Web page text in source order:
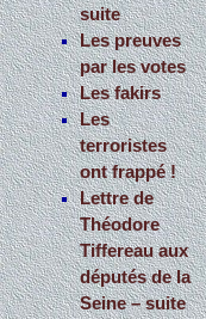
suite
Les preuves
par les votes
Les fakirs
Les
terroristes
ont frappé !
Lettre de
Théodore
Tiffereau aux
députés de la
Seine – suite